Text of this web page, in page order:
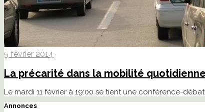
5 février 2014
La précarité dans la mobilité quotidienne
Le mardi 11 février à 19:00 se tient une conférence-
Annonces